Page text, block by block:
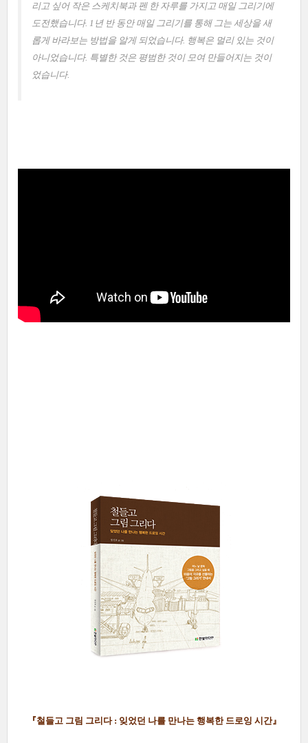
리고 싶어 작은 스케치북과 펜 한 자루를 가지고 매일 그리기에
도전했습니다. 1년 반 동안 매일 그리기를 통해 그는 세상을 새
롭게 바라보는 방법을 알게 되었습니다. 행복은 멀리 있는 것이
아니었습니다. 특별한 것은 평범한 것이 모여 만들어지는 것이
었습니다.
『철들고 그림 그리다 : 잊었던 나를 만나는 행복한 드로잉 시간』